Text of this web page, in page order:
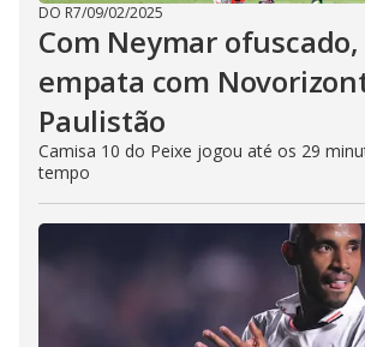
DO R7/09/02/2025
Com Neymar
empata com
Paulistão
Camisa 10 do Peixe jogou até os 29
tempo